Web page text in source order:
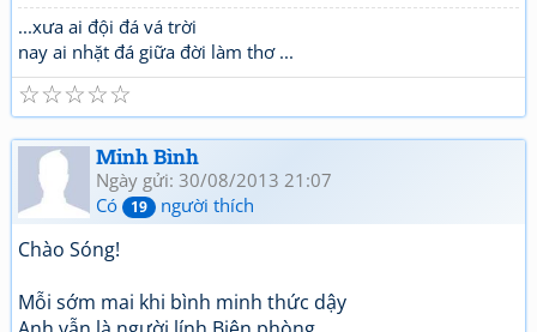
...xưa ai đội đá vá trời
nay ai nhặt đá giữa đời làm thơ ...
☆
☆
☆
☆
☆
Minh Bình
Ngày gửi: 30/08/2013 21:07
Có
19 người thích
Chào Sóng!
Mỗi sớm mai khi bình minh thức dậy